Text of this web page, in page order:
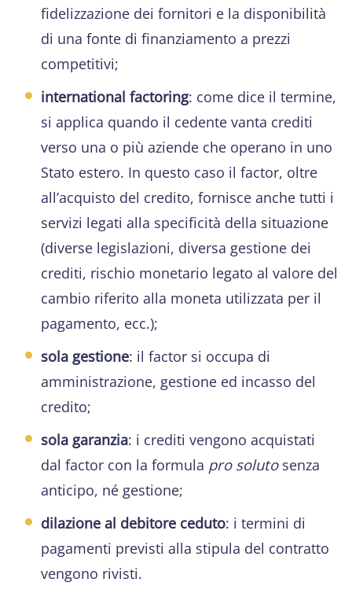
fidelizzazione dei fornitori e la disponibilità
di una fonte di finanziamento a prezzi
competitivi;
international factoring: come dice il termine,
si applica quando il cedente vanta crediti
verso una o più aziende che operano in uno
Stato estero. In questo caso il factor, oltre
all’acquisto del credito, fornisce anche tutti i
servizi legati alla specificità della situazione
(diverse legislazioni, diversa gestione dei
crediti, rischio monetario legato al valore del
cambio riferito alla moneta utilizzata per il
pagamento, ecc.);
sola gestione: il factor si occupa di
amministrazione, gestione ed incasso del
credito;
sola garanzia: i crediti vengono acquistati
dal factor con la formula pro solutosenza
anticipo, né gestione;
dilazione al debitore ceduto: i termini di
pagamenti previsti alla stipula del contratto
vengono rivisti.